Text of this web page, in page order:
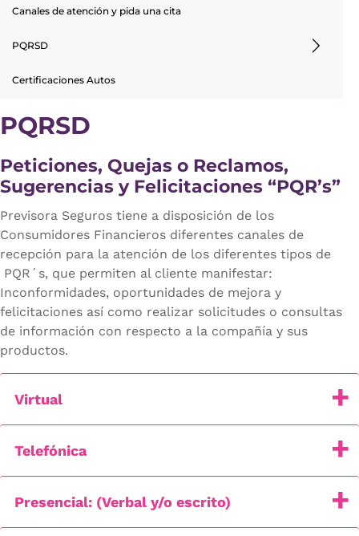
Canales de atención y pida una cita
PQRSD
Certificaciones Autos
PQRSD
Peticiones, Quejas o Reclamos,
Sugerencias y Felicitaciones “PQR’s”
Previsora Seguros tiene a disposición de los
Consumidores Financieros diferentes canales de
recepción para la atención de los diferentes tipos de
PQR´s, que permiten al cliente manifestar:
Inconformidades, oportunidades de mejora y
felicitaciones así como realizar solicitudes o consultas
de información con respecto a la compañía y sus
productos.
Virtual
Telefónica
Presencial: (Verbal y/o escrito)